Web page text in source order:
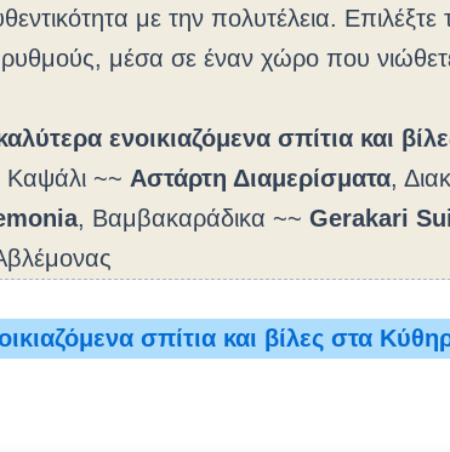
με την πολυτέλεια.
μέσα σε έναν χώρο που
ενοικιαζόμενα σπίτια και
Καψάλι ~~ Αστάρτη Διαμερίσματα,
, Βαμβακαράδικα ~~Gerakari
σπίτια και βίλες στα